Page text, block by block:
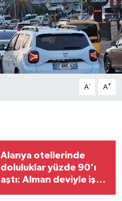
A- A+
Alanya otellerinde
doluluklar yüzde 90'ı
aştı: Alman deviyle iş